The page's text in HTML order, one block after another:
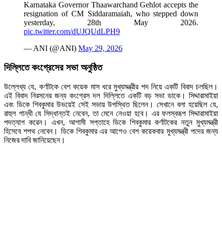
Karnataka Governor Thaawarchand Gehlot accepts the
resignation of CM Siddaramaiah, who stepped down
yesterday, 28th May 2026.
pic.twitter.com/dUJQUdLPH9
— ANI (@ANI) May 29, 2026
দিল্লিতে কংগ্রেসের সভা অনুষ্ঠিত
উল্লেখ্য যে, কর্ণাটকে বেশ কয়েক মাস ধরে মুখ্যমন্ত্রীর পদ নিয়ে একটি বিবাদ চলছিল।
এই বিবাদ নিরসনের জন্য কংগ্রেস দল দিল্লিতে একটি বড় সভা ডাকে। সিদ্দারামাইয়া
এবং ডিকে শিবকুমার উভয়েই সেই সভায় উপস্থিত ছিলেন। সেখানে বলা হয়েছিল যে,
রাহুল গান্ধী যে সিদ্ধান্তই নেবেন, তা মেনে নেওয়া হবে। এর ফলস্বরূপ সিদ্দারামাইয়া
পদত্যাগ করেন। এখন, আগামী সপ্তাহে ডিকে শিবকুমার কর্ণাটকের নতুন মুখ্যমন্ত্রী
হিসেবে শপথ নেবেন। ডিকে শিবকুমার এর আগেও বেশ কয়েকবার মুখ্যমন্ত্রী পদের জন্য
নিজের দাবি জানিয়েছেন।